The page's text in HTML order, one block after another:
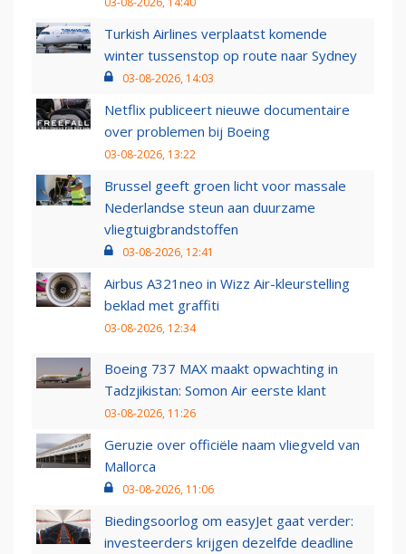
Turkish Airlines verplaatst komende
winter tussenstop op route naar Sydney
03-08-2026, 14:03
Netflix publiceert nieuwe documentaire
over problemen bij Boeing
03-08-2026, 13:22
Brussel geeft groen licht voor massale
Nederlandse steun aan duurzame
vliegtuigbrandstoffen
03-08-2026, 12:41
Airbus A321neo in Wizz Air-kleurstelling
beklad met graffiti
03-08-2026, 12:34
Boeing 737 MAX maakt opwachting in
Tadzjikistan: Somon Air eerste klant
03-08-2026, 11:26
Geruzie over officiële naam vliegveld van
Mallorca
03-08-2026, 11:06
Biedingsoorlog om easyJet gaat verder:
investeerders krijgen dezelfde deadline